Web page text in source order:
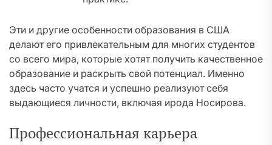
Эти и другие особенности образования в США
делают его привлекательным для многих студентов
со всего мира, которые хотят получить качественное
образование и раскрыть свой потенциал. Именно
здесь часто учатся и успешно реализуют себя
выдающиеся личности, включая ирода Носирова.
Профессиональная карьера